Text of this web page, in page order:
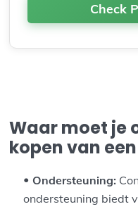
Check
Waar moet je
kopen van
Ondersteuning:
ondersteuning biedt